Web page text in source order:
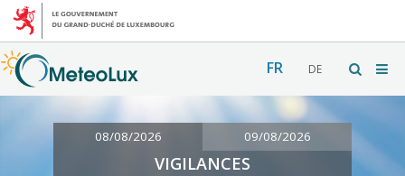
FR DE
08/08/2026 09/08/2026
VIGILANCES